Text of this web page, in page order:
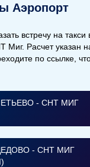
Аэропорт
встречу на такси
Миг. Расчет указан
по ссылке,
- СНТ МИГ
- СНТ МИГ